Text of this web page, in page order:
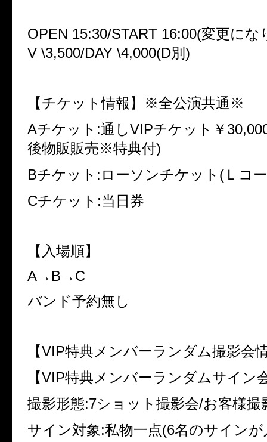
OPEN 15:30/START 16:00(変更にな
V \3,500/DAY \4,000(D別)
【チケット情報】※全公演共通※
Aチケット:通しVIPチケット￥
後物販販売※特典付)
Bチケット:ローソンチケット(Ｌコ
Cチケット:当日券
【入場順】
A→B→C
バンド予約無し
【VIP特典メンバーランダム撮影会
【VIP特典メンバーランダムサイン
撮影形態:7ショット撮影会/お客様撮
サイン対象:私物一点(6名のサイン